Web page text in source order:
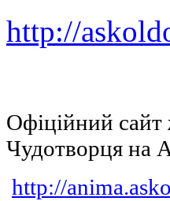
http://
Офіційний
Чудотворця на
http://